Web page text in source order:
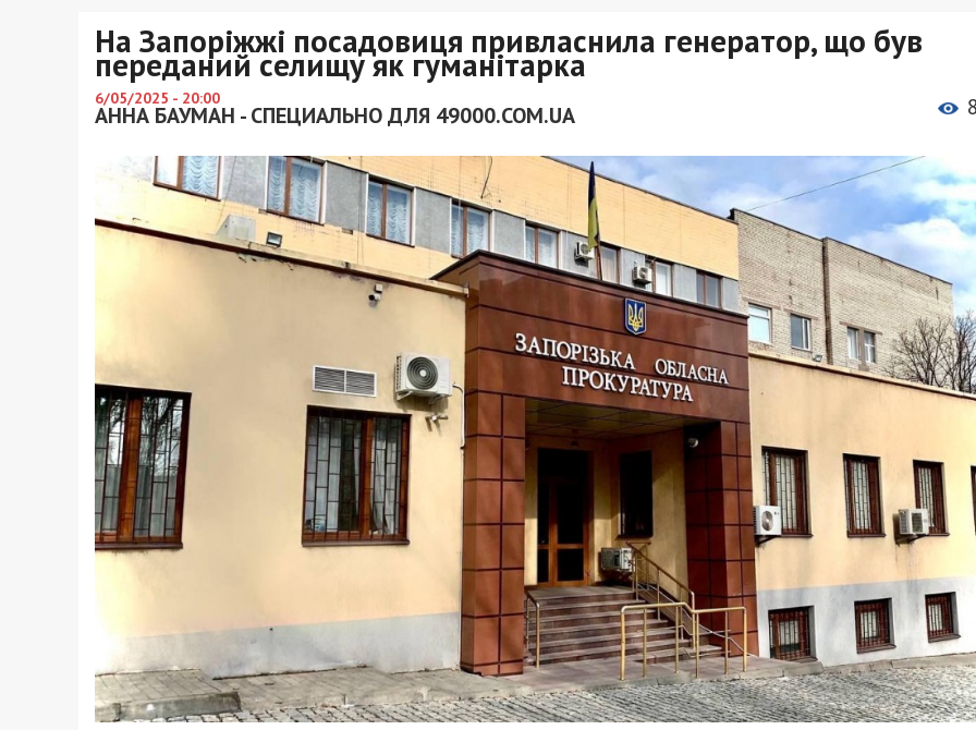
На Запоріжжі посадовиця привласнила генератор, що був
переданий селищу як гуманітарка
6/05/2025 - 20:00
АННА БАУМАН - СПЕЦИАЛЬНО ДЛЯ 49000.COM.UA